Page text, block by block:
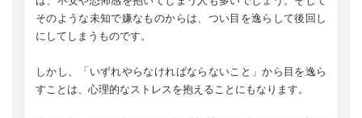
そのような未知で嫌なものからは、つい目を逸らして後回し
にしてしまうものです。
しかし、「いずれやらなければならないこと」から目を逸ら
すことは、心理的なストレスを抱えることにもなります。